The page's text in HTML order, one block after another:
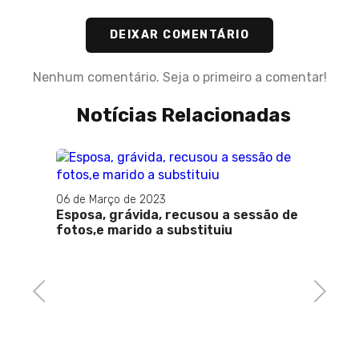
DEIXAR COMENTÁRIO
Nenhum comentário. Seja o primeiro a comentar!
Notícias Relacionadas
Previous
06 de Março de 2023
Esposa, grávida, recusou a sessão de
fotos,e marido a substituiu
Next